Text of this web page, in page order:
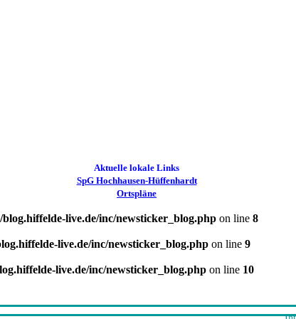
Aktuelle lokale Links
SpG Hochhausen-Hüffenhardt
Ortspläne
live.de/inc/newsticker_blog.php on line 8
live.de/inc/newsticker_blog.php on line 9
live.de/inc/newsticker_blog.php on line 10